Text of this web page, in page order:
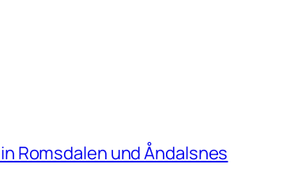
Romsdalen und Åndalsnes